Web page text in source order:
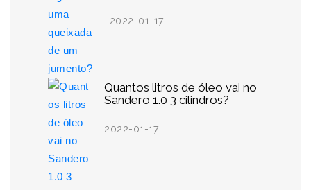
2022-01-17
Quantos litros de óleo vai no
Sandero 1.0 3 cilindros?
2022-01-17